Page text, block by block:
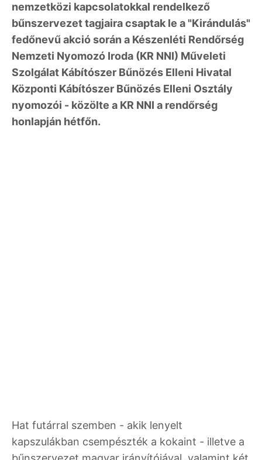
nemzetközi kapcsolatokkal rendelkező
bűnszervezet tagjaira csaptak le a "Kirándulás"
fedőnevű akció során a Készenléti Rendőrség
Nemzeti Nyomozó Iroda (KR NNI) Műveleti
Szolgálat Kábítószer Bűnözés Elleni Hivatal
Központi Kábítószer Bűnözés Elleni Osztály
nyomozói - közölte a KR NNI a rendőrség
honlapján hétfőn.
Hat futárral szemben - akik lenyelt
kapszulákban csempészték a kokaint - illetve a